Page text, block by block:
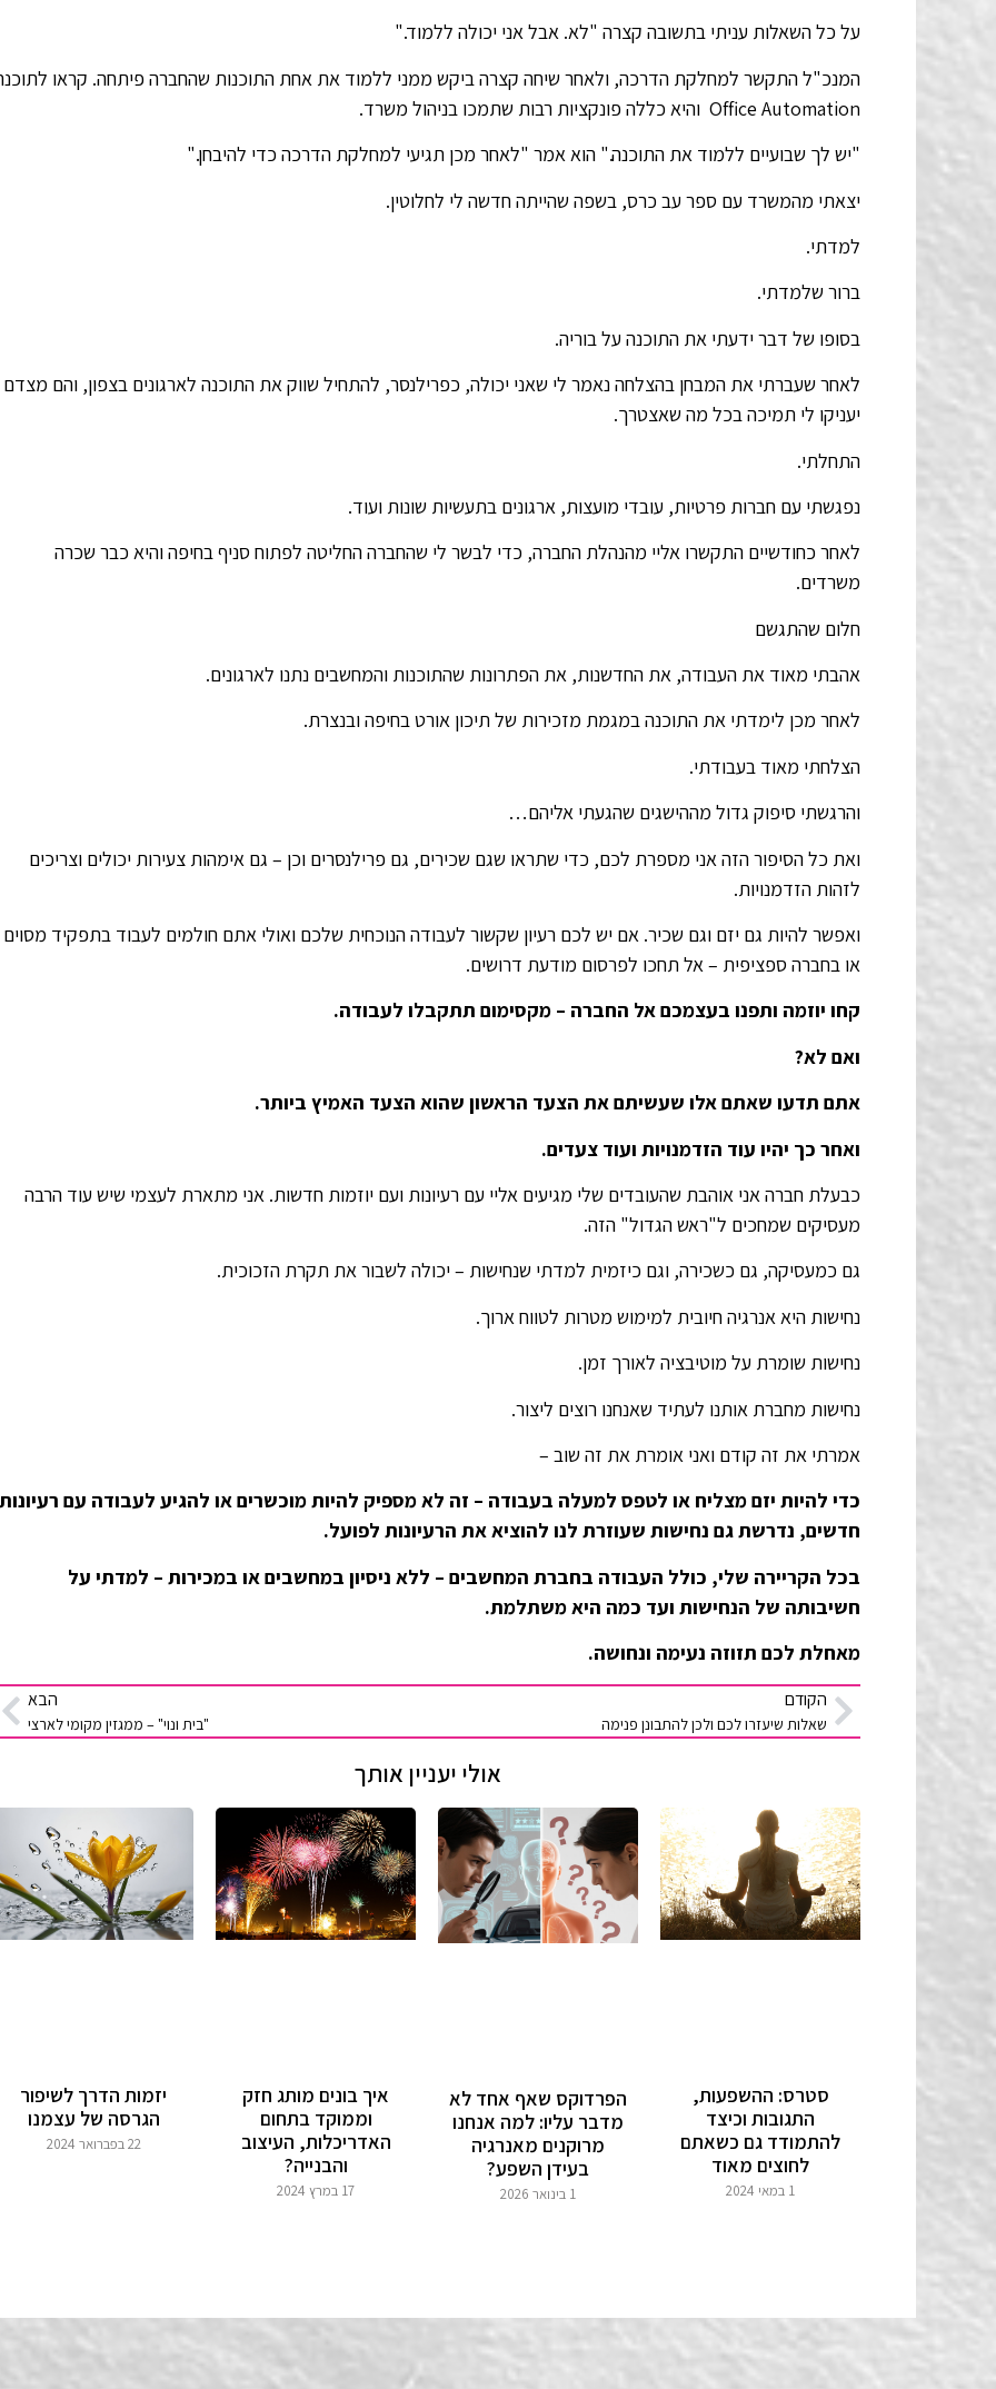
על כל השאלות עניתי בתשובה קצרה "לא. אבל אני יכולה ללמוד."
המנכ"ל התקשר למחלקת הדרכה, ולאחר שיחה קצרה ביקש ממני ללמוד את אחת התוכנות שהחברה פיתחה. קראו
Office Automation והיא כללה פונקציות רבות שתמכו בניהול משרד.
"יש לך שבועיים ללמוד את התוכנה." הוא אמר "לאחר מכן תגיעי למחלקת הדרכה כדי להיבחן."
יצאתי מהמשרד עם ספר עב כרס, בשפה שהייתה חדשה לי לחלוטין.
למדתי.
ברור שלמדתי.
בסופו של דבר ידעתי את התוכנה על בוריה.
לאחר שעברתי את המבחן בהצלחה נאמר לי שאני יכולה, כפרילנסר, להתחיל שווק את התוכנה לארגונים בצפון, והם מצדם
יעניקו לי תמיכה בכל מה שאצטרך.
התחלתי.
נפגשתי עם חברות פרטיות, עובדי מועצות, ארגונים בתעשיות שונות ועוד.
לאחר כחודשיים התקשרו אליי מהנהלת החברה, כדי לבשר לי שהחברה החליטה לפתוח סניף בחיפה והיא כבר שכרה
משרדים.
חלום שהתגשם
אהבתי מאוד את העבודה, את החדשנות, את הפתרונות שהתוכנות והמחשבים נתנו לארגונים.
לאחר מכן לימדתי את התוכנה במגמת מזכירות של תיכון אורט בחיפה ובנצרת.
הצלחתי מאוד בעבודתי.
והרגשתי סיפוק גדול מההישגים שהגעתי אליהם…
ואת כל הסיפור הזה אני מספרת לכם, כדי שתראו שגם שכירים, גם פרילנסרים וכן – גם אימהות צעירות יכולים וצריכים
לזהות הזדמנויות.
ואפשר להיות גם יזם וגם שכיר. אם יש לכם רעיון שקשור לעבודה הנוכחית שלכם ואולי אתם חולמים לעבוד בתפקיד מסוים
או בחברה ספציפית – אל תחכו לפרסום מודעת דרושים.
קחו יוזמה ותפנו בעצמכם אל החברה – מקסימום תתקבלו לעבודה.
ואם לא?
אתם תדעו שאתם אלו שעשיתם את הצעד הראשון שהוא הצעד האמיץ ביותר.
ואחר כך יהיו עוד הזדמנויות ועוד צעדים.
כבעלת חברה אני אוהבת שהעובדים שלי מגיעים אליי עם רעיונות ועם יוזמות חדשות. אני מתארת לעצמי שיש עוד הרבה
מעסיקים שמחכים ל"ראש הגדול" הזה.
גם כמעסיקה, גם כשכירה, וגם כיזמית למדתי שנחישות – יכולה לשבור את תקרת הזכוכית.
נחישות היא אנרגיה חיובית למימוש מטרות לטווח ארוך.
נחישות שומרת על מוטיבציה לאורך זמן.
נחישות מחברת אותנו לעתיד שאנחנו רוצים ליצור.
אמרתי את זה קודם ואני אומרת את זה שוב –
כדי להיות יזם מצליח או לטפס למעלה בעבודה – זה לא מספיק להיות מוכשרים או להגיע לעבודה עם רעיונות
חדשים, נדרשת גם נחישות שעוזרת לנו להוציא את הרעיונות לפועל.
בכל הקריירה שלי, כולל העבודה בחברת המחשבים – ללא ניסיון במחשבים או במכירות – למדתי על
חשיבותה של הנחישות ועד כמה היא משתלמת.
מאחלת לכם תזוזה נעימה ונחושה.
הקודם
שאלות שיעזרו לכם ולכן להתבונן פנימה
הבא
"בית ונוי" – ממגזין מקומי לארצי
אולי יעניין אותך
סטרס: ההשפעות,
התגובות וכיצד
להתמודד גם כשאתם
לחוצים מאוד
1 במאי 2024
הפרדוקס שאף אחד לא
מדבר עליו: למה אנחנו
מרוקנים מאנרגיה
בעידן השפע?
1 בינואר 2026
איך בונים מותג חזק
וממוקד בתחום
האדריכלות, העיצוב
והבנייה?
17 במרץ 2024
יזמות הדרך לשיפור
הגרסה של עצמנו
22 בפברואר 2024